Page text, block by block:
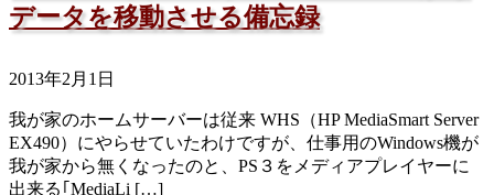
データを移動させる備忘録
2013年2月1日
我が家のホームサーバーは従来 WHS（HP MediaSmart Server
EX490）にやらせていたわけですが、仕事用のWindows機が
我が家から無くなったのと、PS３をメディアプレイヤーに
出来る｢MediaLi […]